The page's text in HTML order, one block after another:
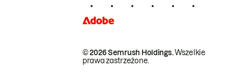
© 2026 Semrush Holdings.Wszelkie
prawa zastrzeżone.